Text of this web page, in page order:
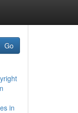
Go
in